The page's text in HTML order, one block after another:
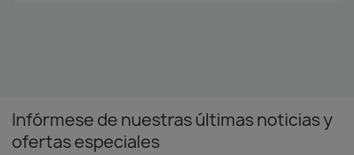
Infórmese de nuestras últimas noticias y
ofertas especiales